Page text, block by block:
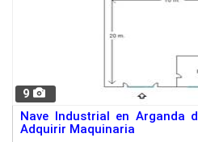
9
Nave Industrial en Arganda
Adquirir Maquinaria